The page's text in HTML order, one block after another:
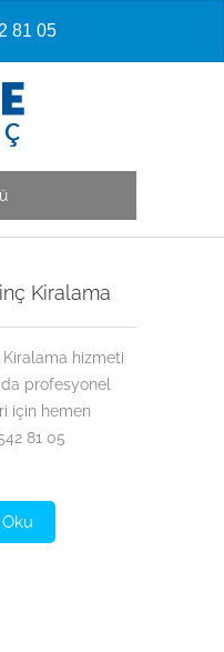
81 05
Kiralama hizmeti
profesyonel
için hemen
81 05
Kiralama
Oku